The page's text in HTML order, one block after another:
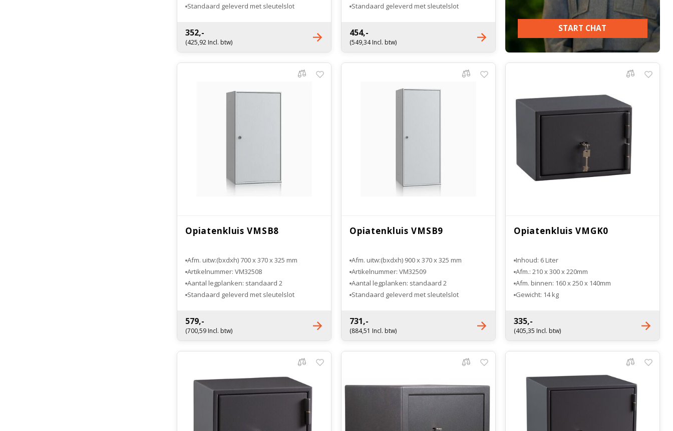
Standaard geleverd met sleutelslot
352,-
(425,92 Incl. btw)
Standaard geleverd met sleutelslot
454,-
(549,34 Incl. btw)
START CHAT
Opiatenkluis VMSB8
Afm. uitw:(bxdxh) 700 x 370 x 325 mm
Artikelnummer: VM32508
Aantal legplanken: standaard 2
Standaard geleverd met sleutelslot
579,-
(700,59 Incl. btw)
Opiatenkluis VMSB9
Afm. uitw:(bxdxh) 900 x 370 x 325 mm
Artikelnummer: VM32509
Aantal legplanken: standaard 2
Standaard geleverd met sleutelslot
731,-
(884,51 Incl. btw)
Opiatenkluis VMGK0
Inhoud: 6 Liter
Afm.: 210 x 300 x 220mm
Afm. binnen: 160 x 250 x 140mm
Gewicht: 14 kg
335,-
(405,35 Incl. btw)